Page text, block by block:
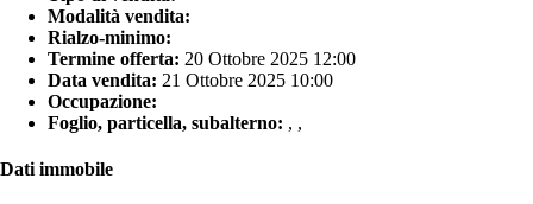
Modalità vendita:
Rialzo-minimo:
Termine offerta: 20 Ottobre 2025 12:00
Data vendita: 21 Ottobre 2025 10:00
Occupazione:
Foglio, particella, subalterno: , ,
Dati immobile